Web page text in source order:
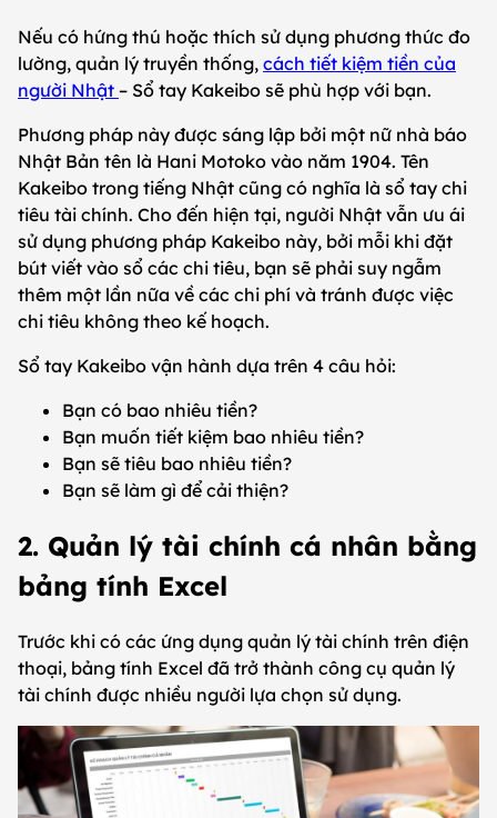
Nếu có hứng thú hoặc thích sử dụng phương thức đo
lường, quản lý truyền thống, cách tiết kiệm tiền của
người Nhật – Sổ tay Kakeibo sẽ phù hợp với bạn.
Phương pháp này được sáng lập bởi một nữ nhà báo
Nhật Bản tên là Hani Motoko vào năm 1904. Tên
Kakeibo trong tiếng Nhật cũng có nghĩa là sổ tay chi
tiêu tài chính. Cho đến hiện tại, người Nhật vẫn ưu ái
sử dụng phương pháp Kakeibo này, bởi mỗi khi đặt
bút viết vào sổ các chi tiêu, bạn sẽ phải suy ngẫm
thêm một lần nữa về các chi phí và tránh được việc
chi tiêu không theo kế hoạch.
Sổ tay Kakeibo vận hành dựa trên 4 câu hỏi:
Bạn có bao nhiêu tiền?
Bạn muốn tiết kiệm bao nhiêu tiền?
Bạn sẽ tiêu bao nhiêu tiền?
Bạn sẽ làm gì để cải thiện?
2. Quản lý tài chính cá nhân bằng
bảng tính Excel
Trước khi có các ứng dụng quản lý tài chính trên điện
thoại, bảng tính Excel đã trở thành công cụ quản lý
tài chính được nhiều người lựa chọn sử dụng.